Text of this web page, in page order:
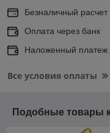
Безналичный расчет
Оплата через банк
Наложенный платеж
Все условия оплаты
Подобные товары